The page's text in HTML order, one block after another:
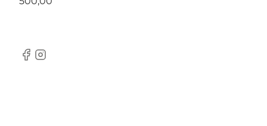
Facebook
Instagram